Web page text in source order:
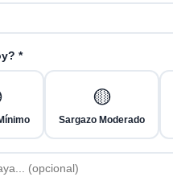
*
🟡
Sargazo Moderado